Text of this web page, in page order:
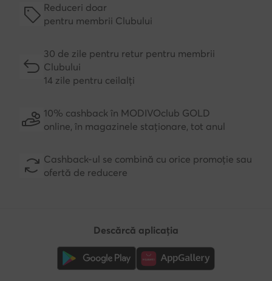
Reduceri doar
pentru membrii Clubului
30 de zile pentru retur pentru membrii
Clubului
14 zile pentru ceilalți
10% cashback în MODIVOclub GOLD
online, în magazinele staționare, tot anul
Cashback-ul se combină cu orice promoție sau
ofertă de reducere
Descărcă aplicația